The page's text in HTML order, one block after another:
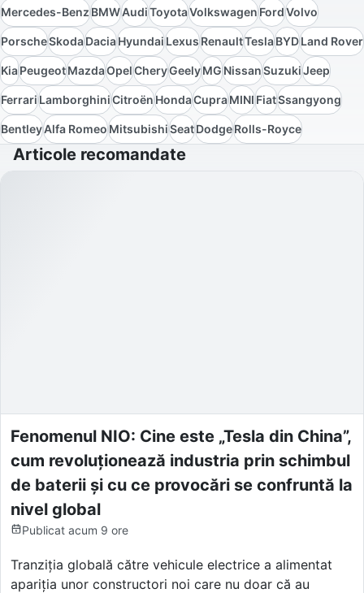
Mercedes-BenzBMWAudiToyotaVolkswagenFordVolvo
PorscheSkodaDaciaHyundaiLexusRenaultTeslaBYDLand Rover
KiaPeugeotMazdaOpelCheryGeelyMGNissanSuzukiJeep
FerrariLamborghiniCitroënHondaCupraMINIFiatSsangyong
BentleyAlfa RomeoMitsubishiSeatDodgeRolls-Royce
Articole recomandate
Fenomenul NIO: Cine este „Tesla din China”,
cum revoluționează industria prin schimbul
de baterii și cu ce provocări se confruntă la
nivel global
Publicat acum 9 ore
Tranziția globală către vehicule electrice a alimentat
apariția unor constructori noi care nu doar că au